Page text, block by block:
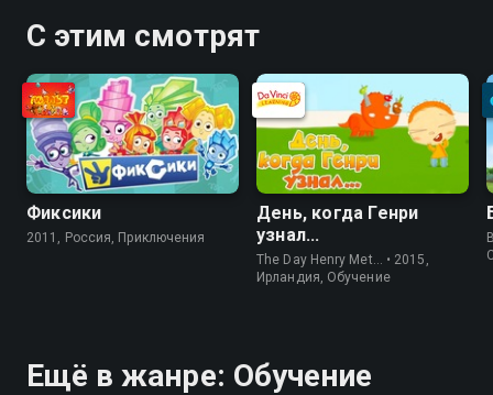
С этим смотрят
Фиксики
2011, Россия, Приключения
День, когда Генри
узнал...
The Day Henry Met… • 2015,
Ирландия, Обучение
Ещё в жанре: Обучение